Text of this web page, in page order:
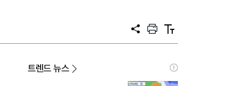
공
프
트
텍
트
트렌드 뉴스